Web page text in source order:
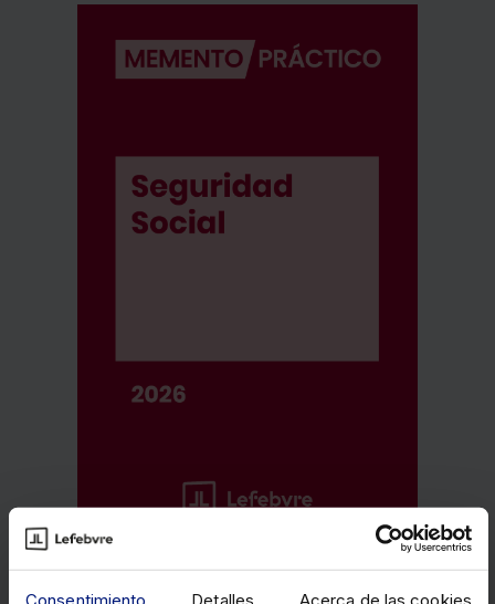
Consentimiento Detalles Acerca de las cookies
Memento Seguridad Social 2026